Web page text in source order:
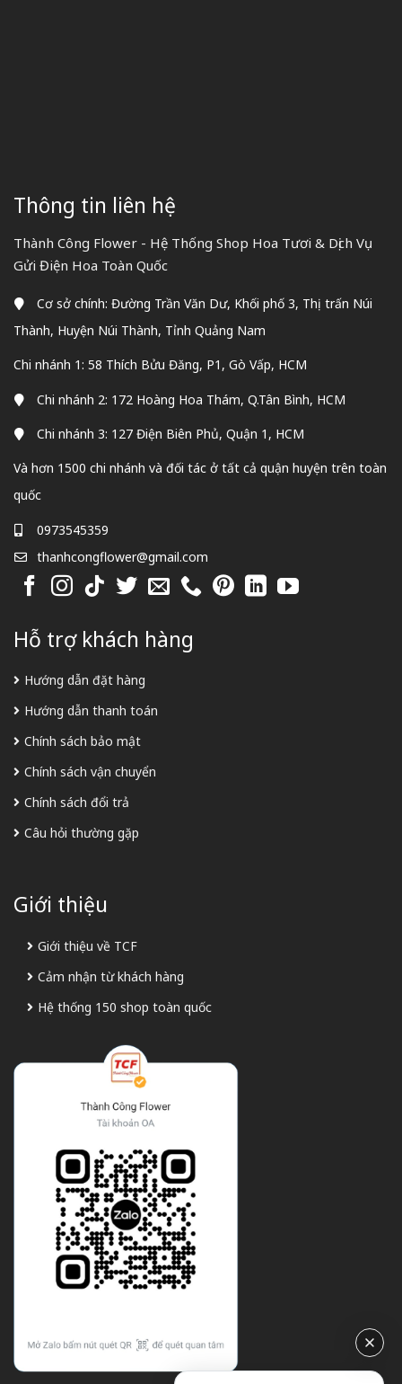
Thông tin liên hệ
Thành Công Flower - Hệ Thống Shop Hoa Tươi & Dịch Vụ
Gửi Điện Hoa Toàn Quốc
Cơ sở chính: Đường Trần Văn Dư, Khối phố 3, Thị trấn Núi
Thành, Huyện Núi Thành, Tỉnh Quảng Nam
Chi nhánh 1: 58 Thích Bửu Đăng, P1, Gò Vấp, HCM
Chi nhánh 2: 172 Hoàng Hoa Thám, Q.Tân Bình, HCM
Chi nhánh 3: 127 Điện Biên Phủ, Quận 1, HCM
Và hơn 1500 chi nhánh và đối tác ở tất cả quận huyện trên toàn
quốc
0973545359
thanhcongflower@gmail.com
Hỗ trợ khách hàng
Hướng dẫn đặt hàng
Hướng dẫn thanh toán
Chính sách bảo mật
Chính sách vận chuyển
Chính sách đổi trả
Câu hỏi thường gặp
Giới thiệu
Giới thiệu về TCF
Cảm nhận từ khách hàng
Hệ thống 150 shop toàn quốc